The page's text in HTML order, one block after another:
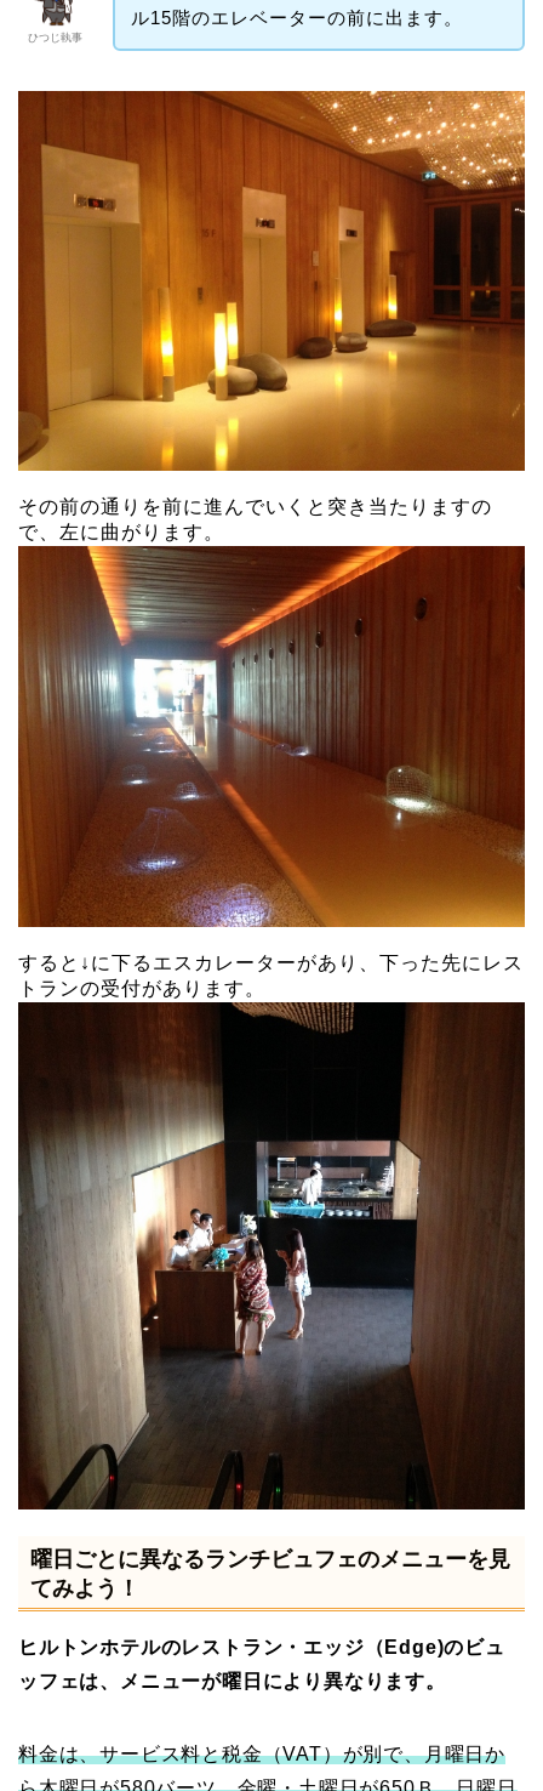
ひつじ執事
ル15階のエレベーターの前に出ます。
その前の通りを前に進んでいくと突き当たりますの
で、左に曲がります。
すると↓に下るエスカレーターがあり、下った先にレス
トランの受付があります。
曜日ごとに異なるランチビュフェのメニューを見
てみよう！
ヒルトンホテルのレストラン・エッジ（Edge)のビュ
ッフェは、メニューが曜日により異なります。
料金は、サービス料と税金（VAT）が別で、月曜日か